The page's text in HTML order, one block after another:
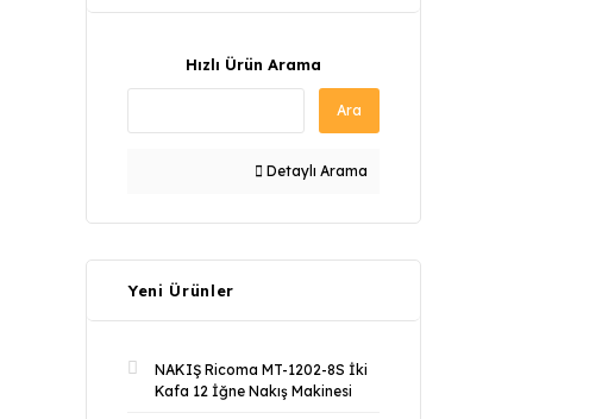
Hızlı Ürün Arama
Ara
Detaylı Arama
Yeni Ürünler
NAKIŞ Ricoma MT-1202-8S İki
Kafa 12 İğne Nakış Makinesi